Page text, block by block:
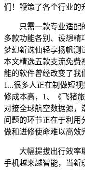
们！鞭策了各个行业的
只需一款专业适配的
多款功能各别、设想精
梦幻新诛仙轻享扬帆测
本文精选五款支流免费
能的软件曾经改变了我
1...很多人正在制做短
修成本高，1、《飞猪
对接全球航空数据源，
问题的环节正在于利用
做和进修使命难以高效
大幅提拔出行效率取
手机越来越智能，当新